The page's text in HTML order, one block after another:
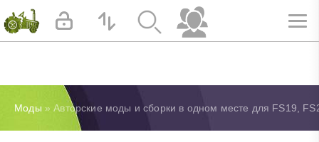
Моды » Авторские моды и сборки в одном месте для FS19,